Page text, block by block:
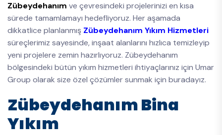
Zübeydehanım ve çevresindeki projelerinizi en kısa
sürede tamamlamayı hedefliyoruz. Her aşamada
dikkatlice planlanmış Zübeydehanım Yıkım Hizmetleri
süreçlerimiz sayesinde, inşaat alanlarını hızlıca temizleyip
yeni projelere zemin hazırlıyoruz. Zübeydehanım
bölgesindeki bütün yıkım hizmetleri ihtiyaçlarınız için Umar
Group olarak size özel çözümler sunmak için buradayız.
Zübeydehanım Bina
Yıkım